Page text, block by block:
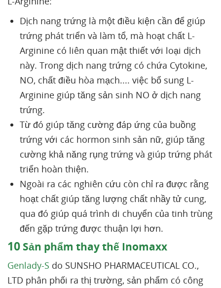
Dịch nang trứng là một điều kiện cần để giúp
trứng phát triển và làm tổ, mà hoạt chất L-
Arginine có liên quan mật thiết với loại dịch
này. Trong dịch nang trứng có chứa Cytokine,
NO, chất điều hòa mạch.... việc bổ sung L-
Arginine giúp tăng sản sinh NO ở dịch nang
trứng.
Từ đó giúp tăng cường đáp ứng của buồng
trứng với các hormon sinh sản nữ, giúp tăng
cường khả năng rụng trứng và giúp trứng phát
triển hoàn thiện.
Ngoài ra các nghiên cứu còn chỉ ra được rằng
hoạt chất giúp tăng lượng chất nhầy tử cung,
qua đó giúp quá trình di chuyển của tinh trùng
đến gặp trứng được thuận lợi hơn.
10 Sản phẩm thay thế Inomaxx
Genlady-S do SUNSHO PHARMACEUTICAL CO.,
LTD phân phối ra thị trường, sản phẩm có công